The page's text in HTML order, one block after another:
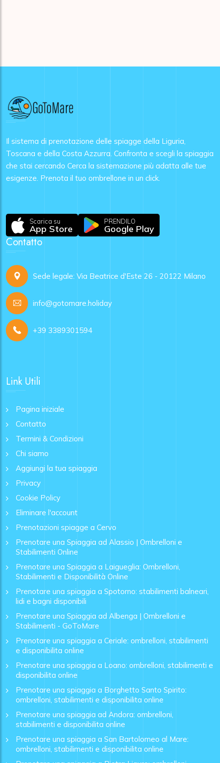
Il sistema di prenotazione delle spiagge della Liguria,
Toscana e della Costa Azzurra. Confronta e scegli la spiaggia
che stai cercando Cerca la sistemazione più adatta alle tue
esigenze. Prenota il tuo ombrellone in un click.
Scarica su
App Store
PRENDILO
Google Play
Contatto
Sede legale: Via Beatrice d'Este 26 - 20122 Milano
info@gotomare.holiday
+39 3389301594
Link Utili
Pagina iniziale
Contatto
Termini & Condizioni
Chi siamo
Aggiungi la tua spiaggia
Privacy
Cookie Policy
Eliminare l'account
Prenotazioni spiagge a Cervo
Prenotare una Spiaggia ad Alassio | Ombrelloni e
Stabilimenti Online
Prenotare una Spiaggia a Laigueglia: Ombrelloni,
Stabilimenti e Disponibilità Online
Prenotare una spiaggia a Spotorno: stabilimenti balneari,
lidi e bagni disponibili
Prenotare una Spiaggia ad Albenga | Ombrelloni e
Stabilimenti - GoToMare
Prenotare una spiaggia a Ceriale: ombrelloni, stabilimenti
e disponibilita online
Prenotare una spiaggia a Loano: ombrelloni, stabilimenti e
disponibilita online
Prenotare una spiaggia a Borghetto Santo Spirito:
ombrelloni, stabilimenti e disponibilita online
Prenotare una spiaggia ad Andora: ombrelloni,
stabilimenti e disponibilita online
Prenotare una spiaggia a San Bartolomeo al Mare:
ombrelloni, stabilimenti e disponibilita online